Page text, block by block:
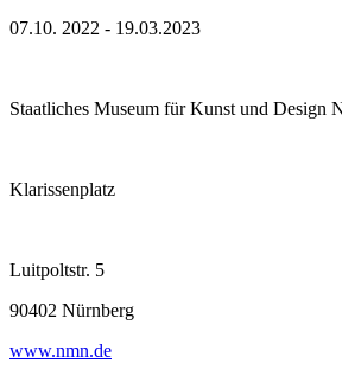
07.10. 2022 - 19.03.2023
Staatliches Museum für Kunst und Design
Klarissenplatz
Luitpoltstr. 5
90402 Nürnberg
www.nmn.de